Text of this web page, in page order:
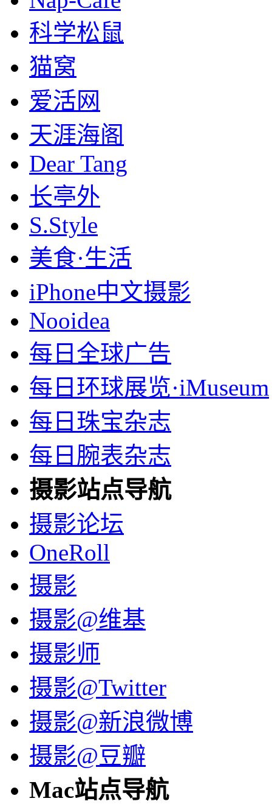
科学松鼠
猫窝
爱活网
天涯海阁
Dear Tang
长亭外
S.Style
美食·生活
iPhone中文摄影
Nooidea
每日全球广告
每日环球展览·iMuseum
每日珠宝杂志
每日腕表杂志
摄影站点导航
摄影论坛
OneRoll
摄影
摄影@维基
摄影师
摄影@Twitter
摄影@新浪微博
摄影@豆瓣
Mac站点导航